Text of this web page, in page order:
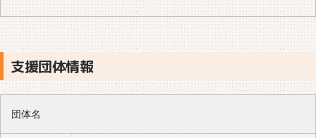
支援団体情報
団体名